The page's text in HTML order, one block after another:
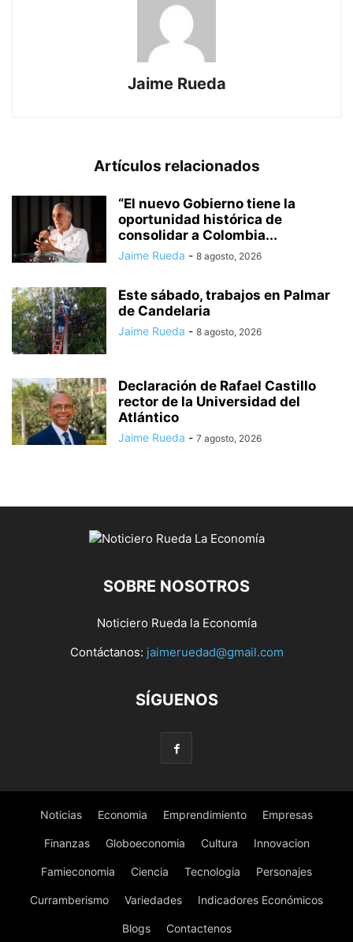
Jaime Rueda
Artículos relacionados
“El nuevo Gobierno tiene la
oportunidad histórica de
consolidar a Colombia...
Jaime Rueda - 8 agosto, 2026
Este sábado, trabajos en Palmar
de Candelaria
Jaime Rueda - 8 agosto, 2026
Declaración de Rafael Castillo
rector de la Universidad del
Atlántico
Jaime Rueda - 7 agosto, 2026
SOBRE NOSOTROS
Noticiero Rueda la Economía
Contáctanos: jaimeruedad@gmail.com
SÍGUENOS
Noticias Economia Emprendimiento Empresas
Finanzas Globoeconomia Cultura Innovacion
Famieconomia Ciencia Tecnologia Personajes
Curramberismo Variedades Indicadores Económicos
Blogs Contactenos